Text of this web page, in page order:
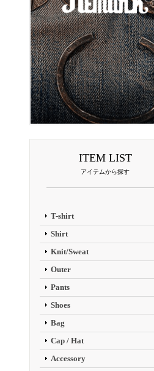
ITEM LIST
アイテムから探す
T-shirt
Shirt
Knit/Sweat
Outer
Pants
Shoes
Bag
Cap / Hat
Accessory